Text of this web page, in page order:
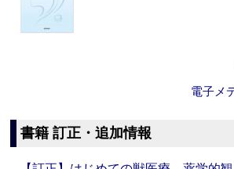
電子メ
書籍 訂正・追加情報